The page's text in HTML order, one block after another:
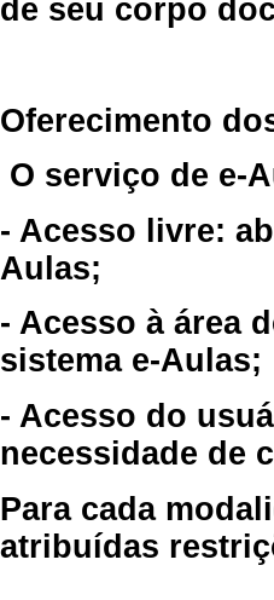
de seu corpo
Oferecimento
O serviço de e-
- Acesso livre:
Aulas;
- Acesso à área
sistema e-Aulas;
- Acesso do
necessidade de
Para cada
atribuídas